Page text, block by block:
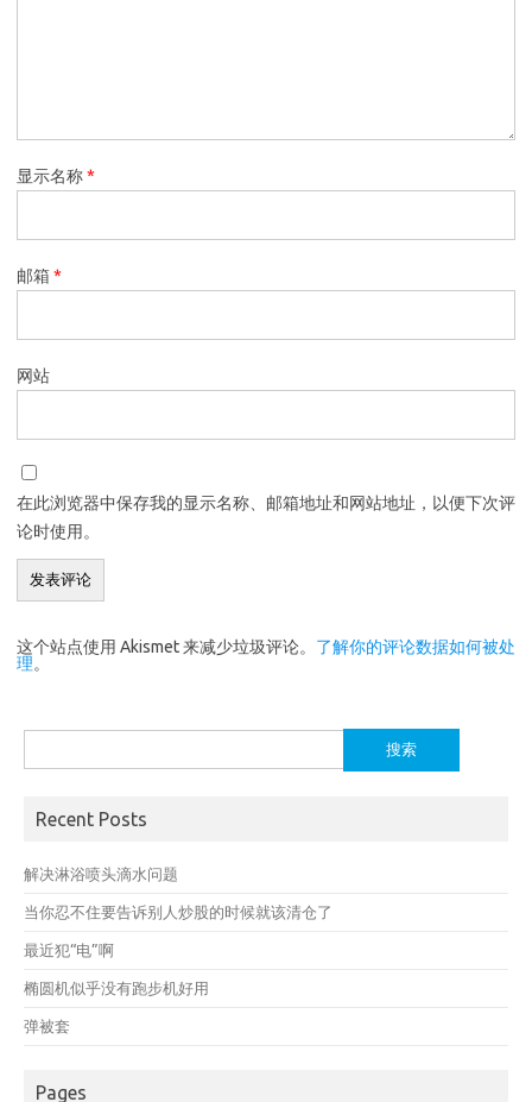
显示名称*
邮箱*
网站
在此浏览器中保存我的显示名称、邮箱地址和网站地址，以便下次评
论时使用。
这个站点使用 Akismet 来减少垃圾评论。 了解你的评论数据如何被处
理。
索：
Recent Posts
解决淋浴喷头滴水问题
当你忍不住要告诉别人炒股的时候就该清仓了
最近犯“电”啊
椭圆机似乎没有跑步机好用
弹被套
Pages